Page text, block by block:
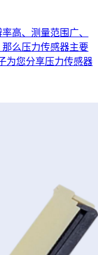
高、测量范围广、
么压力传感器主要
为您分享压力传感器